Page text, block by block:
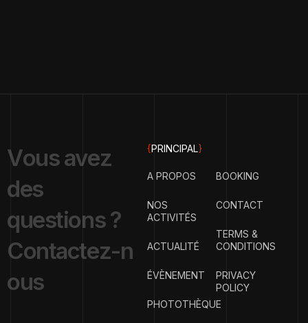
Vousavez
des
questions?
Contactez-n
ous
{PRINCIPAL}
A PROPOS
NOS
ACTIVITÉS
ACTUALITÉ
ÉVÈNEMENT
PHOTOTHÈQUE
BOOKING
CONTACT
TERMS &
CONDITIONS
PRIVACY
POLICY